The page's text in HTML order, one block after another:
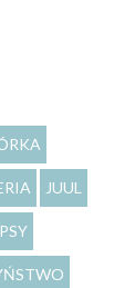
JUUL